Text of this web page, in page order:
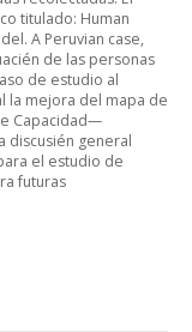
titulado: Human
A Peruvian case,
de las personas
de estudio al
la mejora del mapa de
Capacidad—
discusién general
el estudio de
futuras